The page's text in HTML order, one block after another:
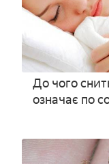
До чого
означає по